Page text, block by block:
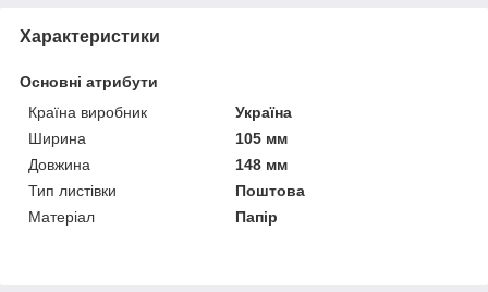
Характеристики
Основні атрибути
Країна виробник
Україна
Ширина
105 мм
Довжина
148 мм
Тип листівки
Поштова
Матеріал
Папір